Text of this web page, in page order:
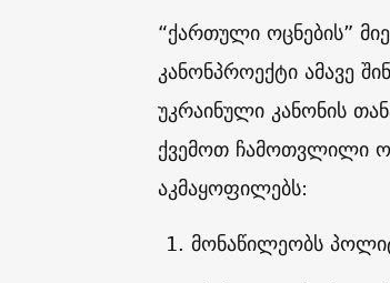
“ქართული ოცნების”
კანონპროექტი ამავე
უკრაინული კანონის
ქვემოთ ჩამოთვლილი
აკმაყოფილებს:
მონაწილეობს